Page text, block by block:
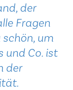
der
Fragen
um
und Co. ist
der